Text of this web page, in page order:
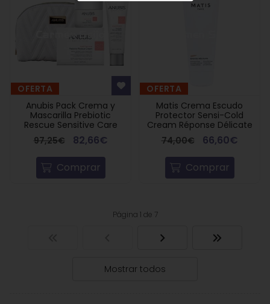
OFERTA
Anubis Pack Crema y
Mascarilla Prebiotic
Rescue Sensitive Care
97,25€
82,66€
Comprar
OFERTA
Matis Crema Escudo
Protector Sensi-Cold
Cream Réponse Délicate
74,00€
66,60€
Comprar
Página 1 de 7
Mostrar todos